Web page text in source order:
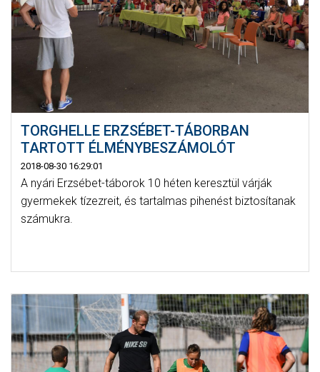
TORGHELLE ERZSÉBET-TÁBORBAN
TARTOTT ÉLMÉNYBESZÁMOLÓT
2018-08-30 16:29:01
A nyári Erzsébet-táborok 10 héten keresztül várják
gyermekek tízezreit, és tartalmas pihenést biztosítanak
számukra.